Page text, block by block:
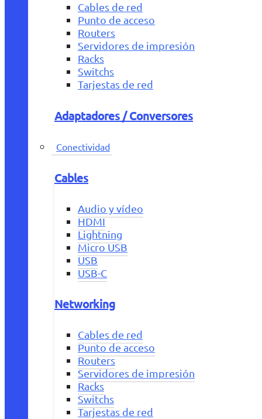
Cables de red
Punto de acceso
Routers
Servidores de impresión
Racks
Switchs
Tarjestas de red
Adaptadores / Conversores
Conectividad
Cables
Audio y vídeo
HDMI
Lightning
Micro USB
USB
USB-C
Networking
Cables de red
Punto de acceso
Routers
Servidores de impresión
Racks
Switchs
Tarjestas de red